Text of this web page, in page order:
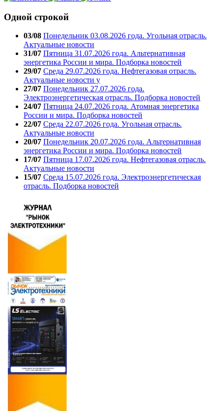
Одной строкой
03/08 Понедельник 03.08.2026 года. Угольная отрасль.
Актуальные новости
31/07 Пятница 31.07.2026 года. Альтернативная
энергетика России и мира. Подборка новостей
29/07 Среда 29.07.2026 года. Нефтегазовая отрасль.
Актуальные новости у
27/07 Понедельник 27.07.2026 года.
Электроэнергетическая отрасль. Подборка новостей
24/07 Пятница 24.07.2026 года. Атомная энергетика
России и мира. Подборка новостей
22/07 Среда 22.07.2026 года. Угольная отрасль.
Актуальные новости
20/07 Понедельник 20.07.2026 года. Альтернативная
энергетика России и мира. Подборка новостей
17/07 Пятница 17.07.2026 года. Нефтегазовая отрасль.
Актуальные новости
15/07 Среда 15.07.2026 года. Электроэнергетическая
отрасль. Подборка новостей